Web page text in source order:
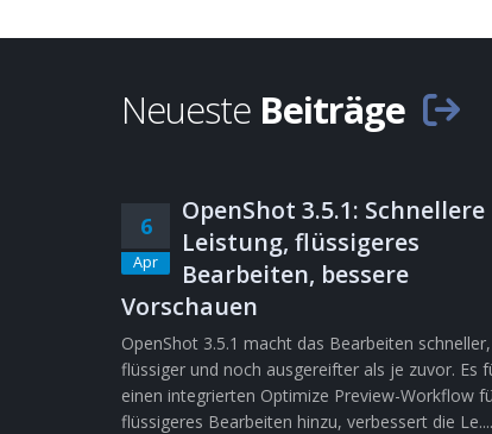
Neueste Beiträge
6
Apr
OpenShot 3.5.1: Schnellere
Leistung, flüssigeres
Bearbeiten, bessere
Vorschauen
OpenShot 3.5.1 macht das Bearbeiten schneller,
flüssiger und noch ausgereifter als je zuvor. Es
einen integrierten Optimize Preview-Workflow
flüssigeres Bearbeiten hinzu, verbessert die